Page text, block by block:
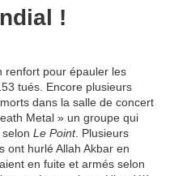
!
renfort pour épauler les
tués. Encore plusieurs
dans la salle de concert
Metal » un groupe qui
Le Point. Plusieurs
ont hurlé Allah Akbar en
en fuite et armés selon